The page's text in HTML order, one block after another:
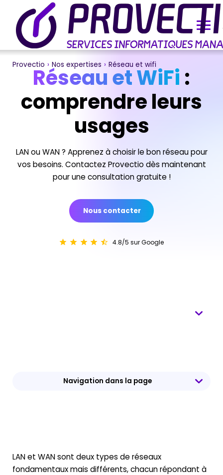
Provectio › Nos expertises › Réseau et wifi
Réseau et WiFi :
comprendre leurs
usages
LAN ou WAN ? Apprenez à choisir le bon réseau pour
vos besoins. Contactez Provectio dès maintenant
pour une consultation gratuite !
Nous contacter
4.8/5 sur Google
Navigation dans la page
LAN et WAN sont deux types de réseaux
fondamentaux mais différents, chacun répondant à